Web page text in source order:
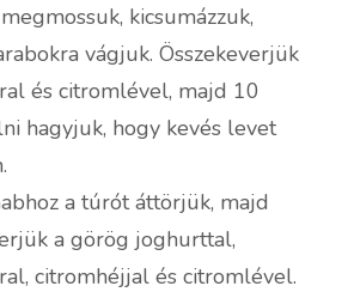
kicsumázzuk,
vágjuk. Összekeverjük
és citromlével, majd 10
hagyjuk, hogy kevés levet
a túrót áttörjük, majd
a görög joghurttal,
citromhéjjal és citromlével.